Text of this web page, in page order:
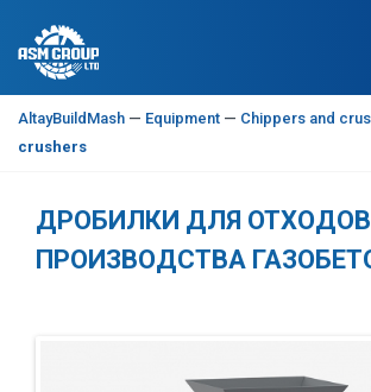
AltayBuildMash — Equipment — Chippers and
crushers
ДРОБИЛКИ ДЛЯ ОТХОДОВ
ПРОИЗВОДСТВА